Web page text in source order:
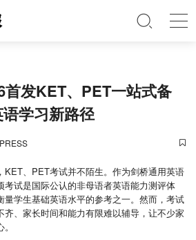
发KET、PET一站式备
学习新路径
KET、PET考试并不陌生。作为剑桥通用英语
考试是国际公认的非母语者英语能力测评体
量学生基础英语水平的参考之一。然而，考试
、家长时间和能力有限难以辅导，让不少家